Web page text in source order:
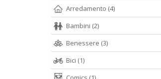
Arredamento (4)
Bambini (2)
Benessere (3)
Bici (1)